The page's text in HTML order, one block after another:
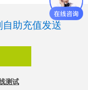
助充值发送
测试